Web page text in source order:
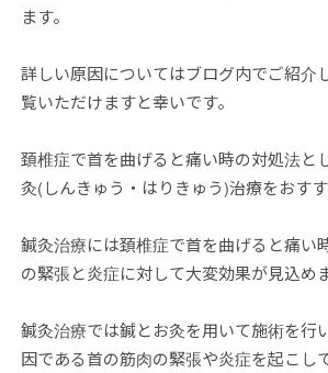
ます。
詳しい原因についてはブログ内でご紹介
覧いただけますと幸いです。
頚椎症で首を曲げると痛い時の対処法と
灸(しんきゅう・はりきゅう)治療をおすす
鍼灸治療には頚椎症で首を曲げると痛い
の緊張と炎症に対して大変効果が見込めま
鍼灸治療では鍼とお灸を用いて施術を行
因である首の筋肉の緊張や炎症を起こし